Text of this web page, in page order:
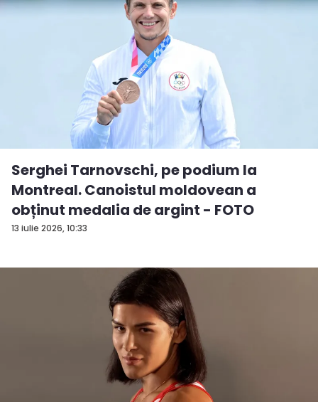
13 iulie 2026, 10:33
Serghei Tarnovschi, pe podium la
Montreal. Canoistul moldovean a
obținut medalia de argint - FOTO